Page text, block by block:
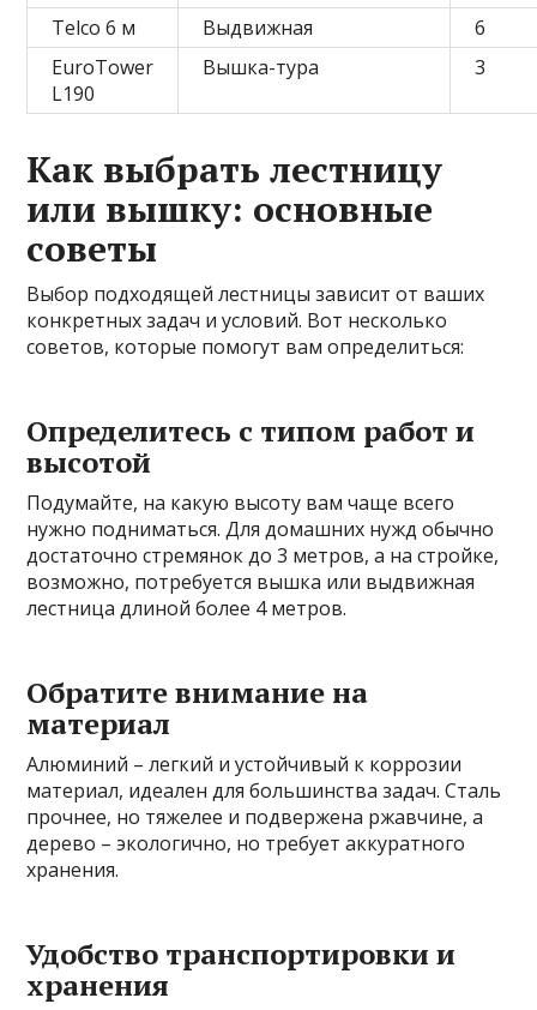
Telco 6 м Выдвижная
6
EuroTower
L190
Вышка-тура 3
Как выбрать лестницу
или вышку: основные
советы
Выбор подходящей лестницы зависит от ваших
конкретных задач и условий. Вот несколько
советов, которые помогут вам определиться:
Определитесь с типом работ и
высотой
Подумайте, на какую высоту вам чаще всего
нужно подниматься. Для домашних нужд обычно
достаточно стремянок до 3 метров, а на стройке,
возможно, потребуется вышка или выдвижная
лестница длиной более 4 метров.
Обратите внимание на
материал
Алюминий – легкий и устойчивый к коррозии
материал, идеален для большинства задач. Сталь
прочнее, но тяжелее и подвержена ржавчине, а
дерево – экологично, но требует аккуратного
хранения.
Удобство транспортировки и
хранения